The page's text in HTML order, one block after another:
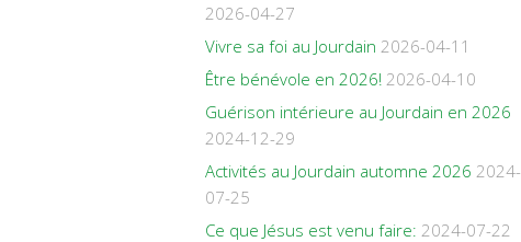
2026-04-27
Vivre sa foi au Jourdain 2026-04-11
Être bénévole en 2026! 2026-04-10
Guérison intérieure au Jourdain en 2026
2024-12-29
Activités au Jourdain automne 2026 2024-
07-25
Ce que Jésus est venu faire: 2024-07-22